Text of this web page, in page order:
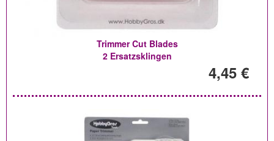
Trimmer Cut Blades
2 Ersatzsklingen
4,45 €